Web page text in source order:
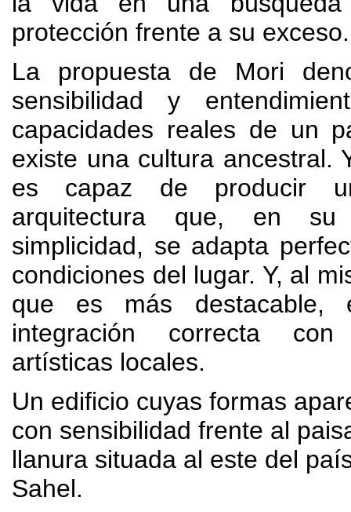
protección frente a su exceso.
La propuesta de Mori
sensibilidad y
capacidades reales de un
existe una cultura ancestral.
es capaz de producir
arquitectura que, en su
simplicidad, se adapta
condiciones del lugar. Y, al
que es más destacable,
integración correcta
artísticas locales.
Un edificio cuyas formas
con sensibilidad frente al
llanura situada al este del
Sahel.